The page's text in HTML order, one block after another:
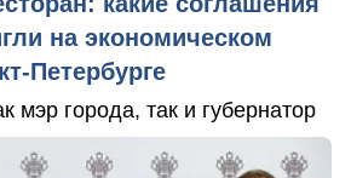
на экономическом
Петербурге
мэр города, так и губернатор